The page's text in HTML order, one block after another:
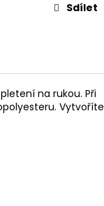
Sdílet
na rukou. Při
Vytvoříte